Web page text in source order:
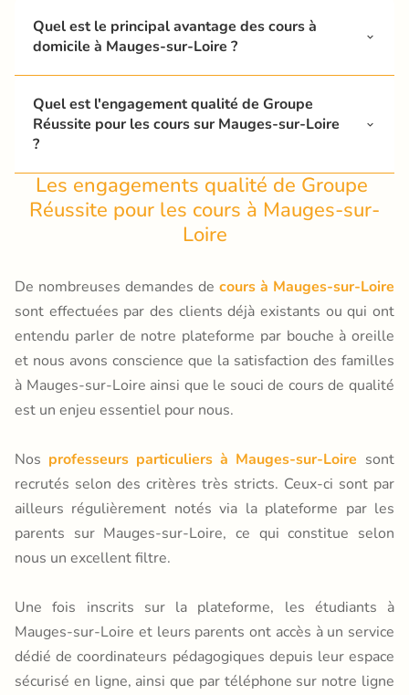
enseignants particuliers à Mauges-sur-Loire
Quel est le principal avantage des cours à
domicile à Mauges-sur-Loire ?
Quel est l'engagement qualité de Groupe
Réussite pour les cours sur Mauges-sur-Loire
?
Les engagements qualité de Groupe
Réussite pour les cours à Mauges-sur-
Loire
De nombreuses demandes de cours à Mauges-sur-Loire
sont effectuées par des clients déjà existants ou qui ont
entendu parler de notre plateforme par bouche à oreille
et nous avons conscience que la satisfaction des familles
à Mauges-sur-Loire ainsi que le souci de cours de qualité
est un enjeu essentiel pour nous.
Nos professeurs particuliers à Mauges-sur-Loire sont
recrutés selon des critères très stricts. Ceux-ci sont par
ailleurs régulièrement notés via la plateforme par les
parents sur Mauges-sur-Loire, ce qui constitue selon
nous un excellent filtre.
Une fois inscrits sur la plateforme, les étudiants à
Mauges-sur-Loire et leurs parents ont accès à un service
dédié de coordinateurs pédagogiques depuis leur espace
sécurisé en ligne, ainsi que par téléphone sur notre ligne